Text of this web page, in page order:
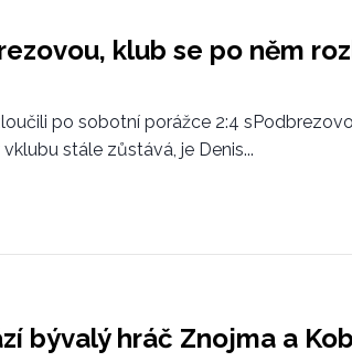
klub se po něm
po sobotní porážce 2:4
stále zůstává, je Denis...
bývalý hráč Znojma a